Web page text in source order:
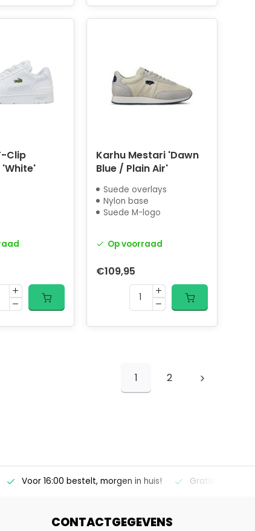
Clip
Karhu Mestari 'Dawn
Blue / Plain Air'
Suede overlays
Nylon base
Suede M-logo
Op voorraad
€109,95
1 2
Voor 16:00 bestelt, morgen in huis! Gratis
CONTACTGEGEVENS